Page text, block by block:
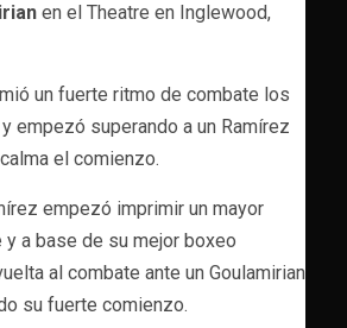
en el Theatre en Inglewood,
un fuerte ritmo de combate los
empezó superando a un Ramírez
el comienzo.
empezó imprimir un mayor
a base de su mejor boxeo
al combate ante un Goulamirian
su fuerte comienzo.